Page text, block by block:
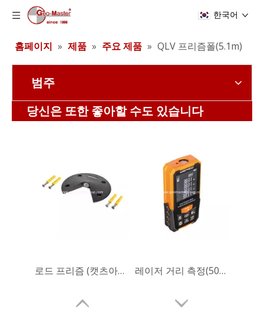
한국어
홈페이지 » 제품 » 주요 제품 » QLV 프리즘폴(5.1m)
범주
당신은 또한 좋아할 수도 있습니다
로드 프리즘 (캣츠아이 프리즘,12.7mm) 레이저 거리 측정(50m)